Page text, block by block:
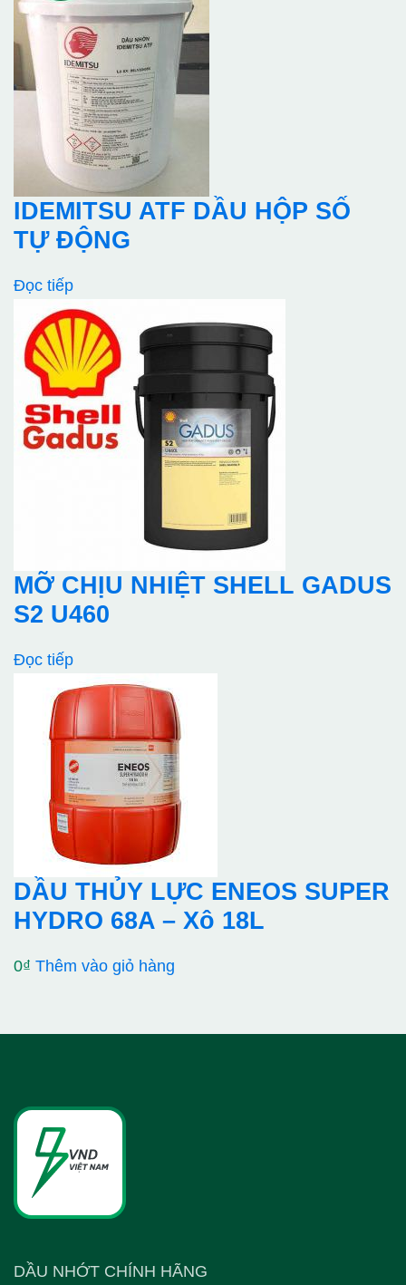
IDEMITSU ATF DẦU HỘP SỐ
TỰ ĐỘNG
Đọc tiếp
MỠ CHỊU NHIỆT SHELL GADUS
S2 U460
Đọc tiếp
DẦU THỦY LỰC ENEOS SUPER
HYDRO 68A – Xô 18L
0₫ Thêm vào giỏ hàng
DẦU NHỚT CHÍNH HÃNG